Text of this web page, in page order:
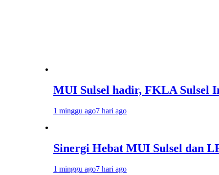
MUI Sulsel hadir, FKLA Sulsel Ingin
1 minggu ago7 hari ago
Sinergi Hebat MUI Sulsel dan LPH
1 minggu ago7 hari ago